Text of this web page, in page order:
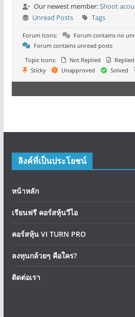
Our newest member:Shoot
Unread Posts
Tags
Forum Icons:
Forum contains no
Forum contains unread posts
Topic Icons:
Not Replied Replied
Sticky
Unapproved Solved
ลิงค์ที่เป็นประโยชน์
หน้าหลัก
เรียนฟรี คอร์สหุ้นวีไอ
คอร์สหุ้น VI TURN PRO
ลงทุนกล้วยๆ คือใคร?
ติดต่อเรา